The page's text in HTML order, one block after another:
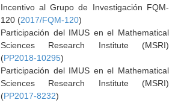
Incentivo al Grupo de Investigación FQM-
120 (2017/FQM-120)
Participación del IMUS en el Mathematical
Sciences Research Institute (MSRI)
(PP2018-10295)
Participación del IMUS en el Mathematical
Sciences Research Institute (MSRI)
(PP2017-8232)